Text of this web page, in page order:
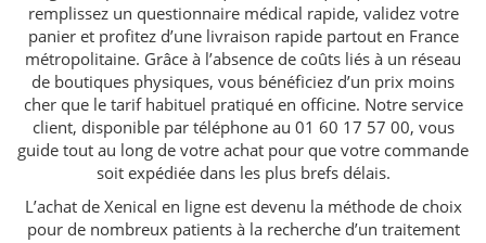
remplissez un questionnaire médical rapide, validez votre
panier et profitez d’une livraison rapide partout en France
métropolitaine. Grâce à l’absence de coûts liés à un réseau
de boutiques physiques, vous bénéficiez d’un prix moins
cher que le tarif habituel pratiqué en officine. Notre service
client, disponible par téléphone au 01 60 17 57 00, vous
guide tout au long de votre achat pour que votre commande
soit expédiée dans les plus brefs délais.
L’achat de Xenical en ligne est devenu la méthode de choix
pour de nombreux patients à la recherche d’un traitement